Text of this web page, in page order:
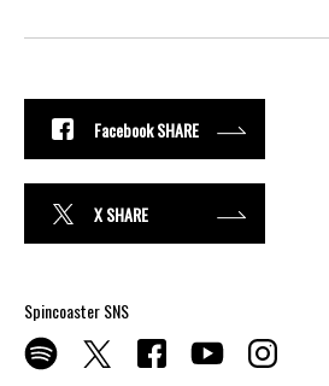
Facebook SHARE
X SHARE
Spincoaster SNS